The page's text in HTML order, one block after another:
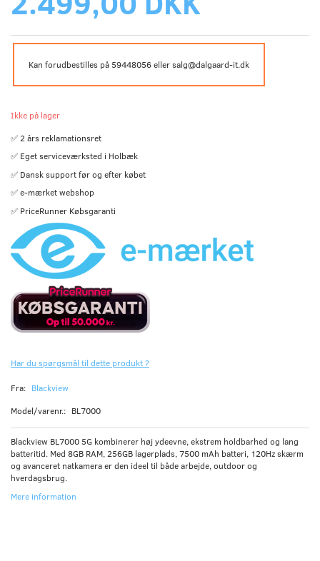
Kan forudbestilles på 59448056 eller salg@dalgaard-it.dk
Ikke på lager
✅ 2 års reklamationsret
✅ Eget serviceværksted i Holbæk
✅ Dansk support før og efter købet
✅ e-mærket webshop
✅ PriceRunner Købsgaranti
Har du spørgsmål til dette produkt ?
Fra: Blackview
Model/varenr.: BL7000
Blackview BL7000 5G kombinerer høj ydeevne, ekstrem holdbarhed og lang
batteritid. Med 8GB RAM, 256GB lagerplads, 7500 mAh batteri, 120Hz skærm
og avanceret natkamera er den ideel til både arbejde, outdoor og
hverdagsbrug.
Mere information